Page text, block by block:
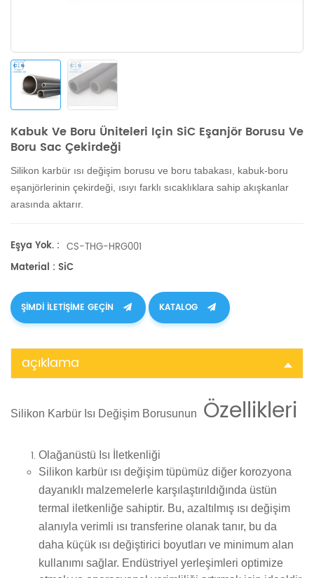
Kabuk Ve Boru Üniteleri Için SiC Eşanjör Borusu Ve
Boru Sac Çekirdeği
Silikon karbür ısı değişim borusu ve boru tabakası, kabuk-boru
eşanjörlerinin çekirdeği, ısıyı farklı sıcaklıklara sahip akışkanlar
arasında aktarır.
Eşya Yok. : CS-THG-HRG001
Material : SiC
ŞIMDI ILETIŞIME GEÇIN KATALOG
açıklama
Silikon Karbür Isı Değişim Borusunun Özellikleri
Olağanüstü Isı İletkenliği
Silikon karbür ısı değişim tüpümüz diğer korozyona
dayanıklı malzemelerle karşılaştırıldığında üstün
termal iletkenliğe sahiptir. Bu, azaltılmış ısı değişim
alanıyla verimli ısı transferine olanak tanır, bu da
daha küçük ısı değiştirici boyutları ve minimum alan
kullanımı sağlar. Endüstriyel yerleşimleri optimize